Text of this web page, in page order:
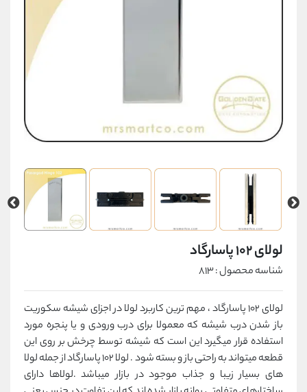
لولای 102 پاسارگاد
شناسه محصول : 813
لولای 102 پاسارگاد ، مهم ترین کاربرد لولا در اجزای شیشه سکوریت
باز شدن درب شیشه که معمولا برای درب ورودی و یا پنجره مورد
استفاده قرار میگیرد این است که شیشه توسط چرخش بر روی این
قطعه میتواند به راحتی باز و بسته شود . لولا ۱۰۲ پاسارگاد از جمله لولا
های بسیار زیبا و جذاب موجود در بازار میباشد .لولاها دارای